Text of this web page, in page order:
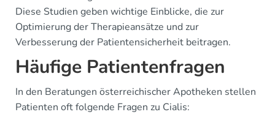
Diese Studien geben wichtige Einblicke, die zur
Optimierung der Therapieansätze und zur
Verbesserung der Patientensicherheit beitragen.
Häufige Patientenfragen
In den Beratungen österreichischer Apotheken stellen
Patienten oft folgende Fragen zu Cialis: